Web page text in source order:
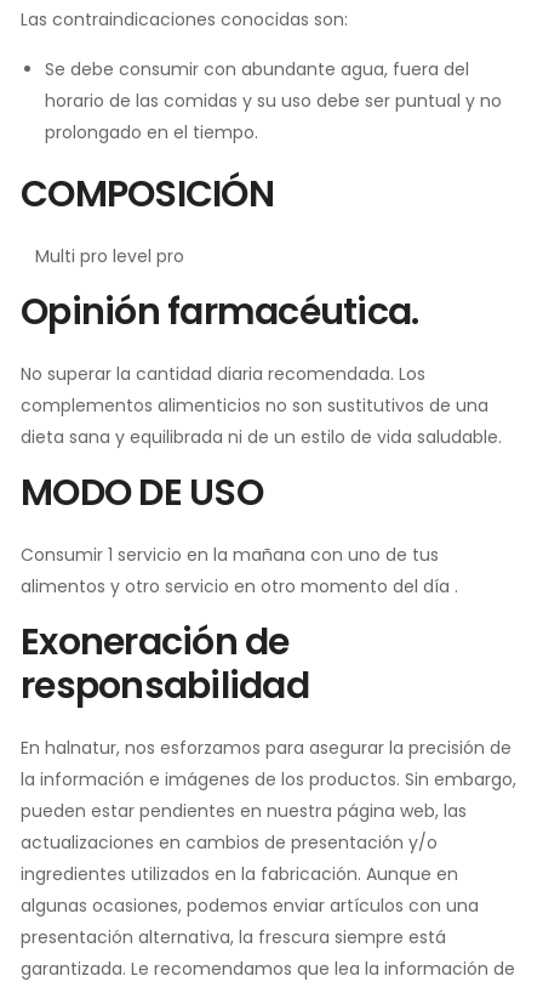
Las contraindicaciones conocidas son:
Se debe consumir con abundante agua, fuera del
horario de las comidas y su uso debe ser puntual y no
prolongado en el tiempo.
COMPOSICIÓN
Multi pro level pro
Opinión farmacéutica.
No superar la cantidad diaria recomendada. Los
complementos alimenticios no son sustitutivos de una
dieta sana y equilibrada ni de un estilo de vida saludable.
MODO DE USO
Consumir 1 servicio en la mañana con uno de tus
alimentos y otro servicio en otro momento del día .
Exoneración de
responsabilidad
En halnatur, nos esforzamos para asegurar la precisión de
la información e imágenes de los productos. Sin embargo,
pueden estar pendientes en nuestra página web, las
actualizaciones en cambios de presentación y/o
ingredientes utilizados en la fabricación. Aunque en
algunas ocasiones, podemos enviar artículos con una
presentación alternativa, la frescura siempre está
garantizada. Le recomendamos que lea la información de